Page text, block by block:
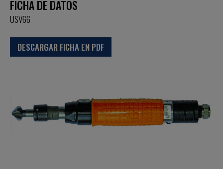
FICHA DE DATOS
USV66
DESCARGAR FICHA EN PDF